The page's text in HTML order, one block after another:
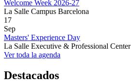
Welcome Week 2026-27
La Salle Campus Barcelona
17
Sep
Masters' Experience Day
La Salle Executive & Professional Center
Ver toda la agenda
Destacados